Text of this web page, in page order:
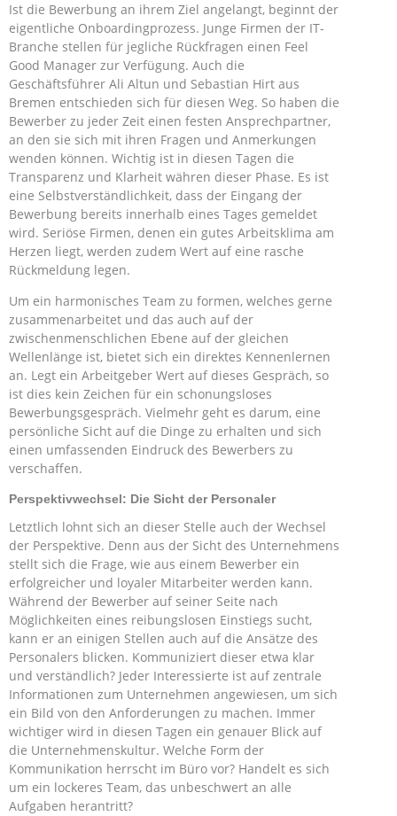
Ist die Bewerbung an ihrem Ziel angelangt, beginnt der
eigentliche Onboardingprozess. Junge Firmen der IT-
Branche stellen für jegliche Rückfragen einen Feel
Good Manager zur Verfügung. Auch die
Geschäftsführer Ali Altun und Sebastian Hirt aus
Bremen entschieden sich für diesen Weg. So haben die
Bewerber zu jeder Zeit einen festen Ansprechpartner,
an den sie sich mit ihren Fragen und Anmerkungen
wenden können. Wichtig ist in diesen Tagen die
Transparenz und Klarheit währen dieser Phase. Es ist
eine Selbstverständlichkeit, dass der Eingang der
Bewerbung bereits innerhalb eines Tages gemeldet
wird. Seriöse Firmen, denen ein gutes Arbeitsklima am
Herzen liegt, werden zudem Wert auf eine rasche
Rückmeldung legen.
Um ein harmonisches Team zu formen, welches gerne
zusammenarbeitet und das auch auf der
zwischenmenschlichen Ebene auf der gleichen
Wellenlänge ist, bietet sich ein direktes Kennenlernen
an. Legt ein Arbeitgeber Wert auf dieses Gespräch, so
ist dies kein Zeichen für ein schonungsloses
Bewerbungsgespräch. Vielmehr geht es darum, eine
persönliche Sicht auf die Dinge zu erhalten und sich
einen umfassenden Eindruck des Bewerbers zu
verschaffen.
Perspektivwechsel: Die Sicht der Personaler
Letztlich lohnt sich an dieser Stelle auch der Wechsel
der Perspektive. Denn aus der Sicht des Unternehmens
stellt sich die Frage, wie aus einem Bewerber ein
erfolgreicher und loyaler Mitarbeiter werden kann.
Während der Bewerber auf seiner Seite nach
Möglichkeiten eines reibungslosen Einstiegs sucht,
kann er an einigen Stellen auch auf die Ansätze des
Personalers blicken. Kommuniziert dieser etwa klar
und verständlich? Jeder Interessierte ist auf zentrale
Informationen zum Unternehmen angewiesen, um sich
ein Bild von den Anforderungen zu machen. Immer
wichtiger wird in diesen Tagen ein genauer Blick auf
die Unternehmenskultur. Welche Form der
Kommunikation herrscht im Büro vor? Handelt es sich
um ein lockeres Team, das unbeschwert an alle
Aufgaben herantritt?